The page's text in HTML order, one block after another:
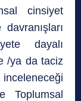
cinsiyet
dayalı
/ya da taciz
Toplumsal